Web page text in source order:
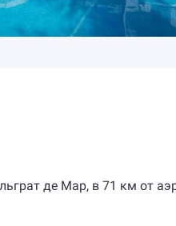
де Мар, в 71 км от